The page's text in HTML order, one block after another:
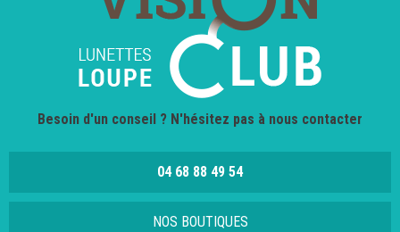
Besoin d'un conseil ? N'hésitez pas à nous contacter
04 68 88 49 54
NOS BOUTIQUES